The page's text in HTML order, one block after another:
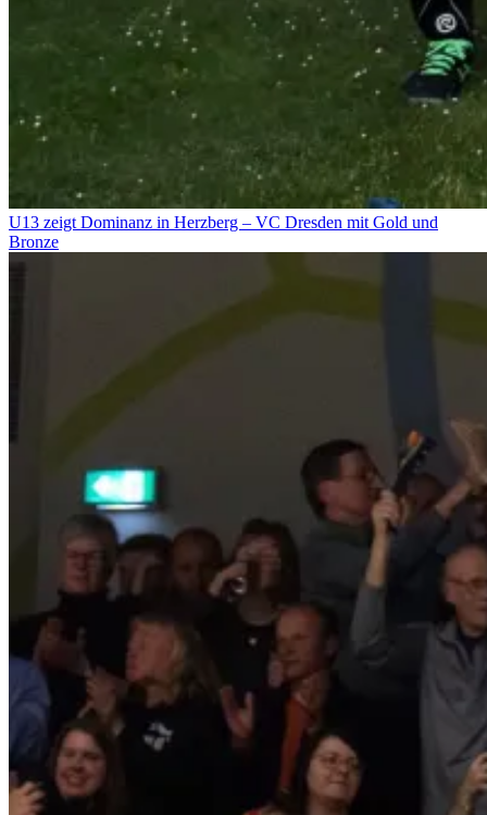
U13 zeigt Dominanz in Herzberg – VC Dresden mit Gold und
Bronze